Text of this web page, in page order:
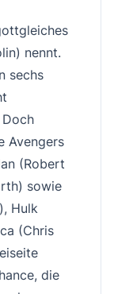
nennt.
sechs
Avengers
(Robert
sowie
Hulk
(Chris
die